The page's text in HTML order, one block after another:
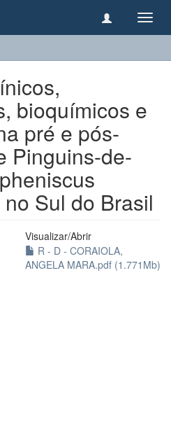
bioquímicos e
pré e pós-
Pinguins-de-
Sul do Brasil
Visualizar/Abrir
R - D - CORAIOLA,
ANGELA MARA.pdf (1.771Mb)